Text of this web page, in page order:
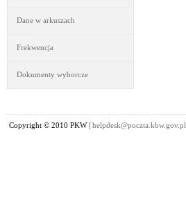
Dane w arkuszach
Frekwencja
Dokumenty wyborcze
Copyright © 2010 PKW | helpdesk@poczta.kbw.gov.pl